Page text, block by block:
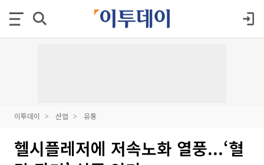
이투데이 산업 유통
헬시플레저에 저속노화 열풍...‘혈